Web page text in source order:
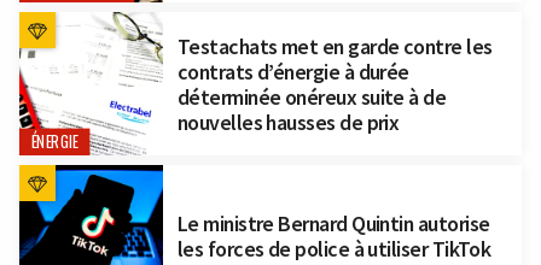
ÉNERGIE
Testachats met en garde contre les
contrats d’énergie à durée
déterminée onéreux suite à de
nouvelles hausses de prix
Le ministre Bernard Quintin autorise
les forces de police à utiliser TikTok